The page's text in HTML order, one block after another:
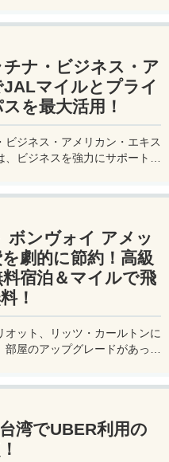
ナ・ビジネス・ア
JALマイルとプライ
を最大活用！
ビジネス・アメリカン・エキス
ビジネスを強力にサポートす
年会費無料も魅力。ステータ
えたビジネスカードで、あな
ンランクアップさせませんか？
ボンヴォイ アメッ
劇的に節約！高級
宿泊＆マイルで飛
！
オット、リッツ・カールトンに
屋のアップグレードがあった
メリット、デメリットを交え
きたい。
湾でUBER利用の